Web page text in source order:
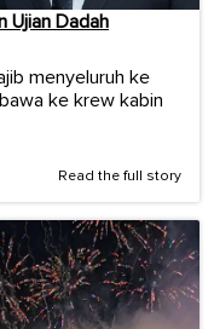
Ujian Dadah
menyeluruh ke
ke krew kabin
Read the full story